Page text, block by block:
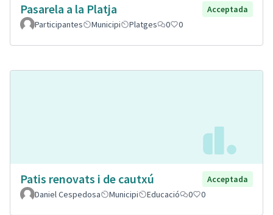
Pasarela a la Platja
Acceptada
Participantes
Municipi Platges 0 0
Patis renovats i de cautxú
Acceptada
Daniel Cespedosa
Municipi Educació 0 0